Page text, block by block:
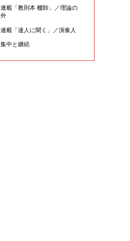
連載「教則本 棚卸」／理論の
外
連載「達人に聞く」／演奏人
集中と継続